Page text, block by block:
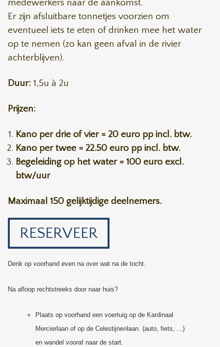
medewerkers naar de aankomst.
Er zijn afsluitbare tonnetjes voorzien om
eventueel iets te eten of drinken mee het water
op te nemen (zo kan geen afval in de rivier
achterblijven).
Duur: 1,5u à 2u
Prijzen:
Kano per drie of vier = 20 euro pp incl. btw.
Kano per twee = 22.50 euro pp incl. btw.
Begeleiding op het water = 100 euro excl.
btw/uur
Maximaal 150 gelijktijdige deelnemers.
RESERVEER
Denk op voorhand even na over wat na de tocht.
Na afloop rechtstreeks door naar huis?
Plaats op voorhand een voertuig op de Kardinaal
Mercierlaan of op de Celestijnenlaan. (auto, fiets, ...)
en wandel vooraf naar de start.